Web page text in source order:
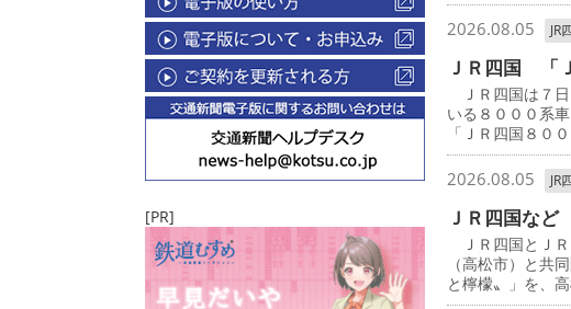
[PR]
2026.08.05 JR
ＪＲ四国 「
ＪＲ四国は７
いる８０００系
「ＪＲ四国８０
2026.08.05 JR
ＪＲ四国な
ＪＲ四国とＪ
（高松市）と共
と檸檬〟」を、